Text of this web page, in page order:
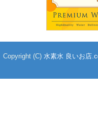
Copyright (C) 水素水 良いお店